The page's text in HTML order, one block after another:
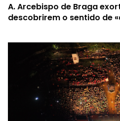
A.Arcebispo de Braga
descobrirem o sentido de